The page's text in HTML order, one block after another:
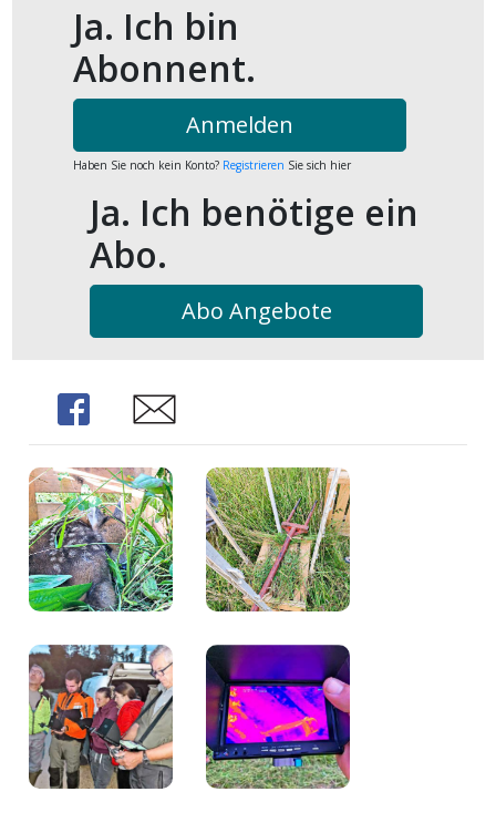
Ja. Ich bin
Abonnent.
Anmelden
Haben Sie noch kein Konto? Registrieren Sie sich hier
Ja. Ich benötige ein
Abo.
Abo Angebote
Share Share